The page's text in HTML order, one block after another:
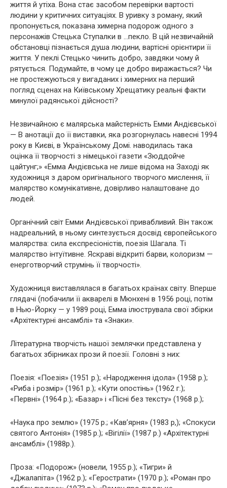
життя й утіха. Вона стає засобом перевірки вартості
людини у критичних ситуаціях. В уривку з роману, який
пропонується, показана химерна подорож одного з
персонажів Стецька Ступалки в …пекло. В цій незвичайній
обстановці пізнається душа людини, вартісні орієнтири її
життя. У пеклі Стецько чинить добро, завдяки чому й
рятується. Подумайте, в чому це добро виражається? Чи
не простежуються у вигаданих і химерних на перший
погляд сценах на Київському Хрещатику реальні факти
минулої радянської дійсності?
Незвичайною є малярська майстерність Емми Андієвської
— В анотації до її виставки, яка розгорнулась навесні 1994
року в Києві, в Українському Домі. наводилась така
оцінка її творчості з німецької газети «Зюддойче
цайтунг;» «Емма Андієвська не лише відома на Заході як
художниця з даром оригінального творчого мислення, її
малярство комунікативне, довірливо налаштоване до
людей.
Органічний світ Емми Андієвської привабливий. Він також
надреальний, в ньому синтезується досвід європейського
малярства: сила експресіоністів, поезія Шагала. Ті
малярство інтуїтивне. Яскраві відкриті барви, колоризм —
енерготворчий струмінь її творчості».
Художниця виставлялася в багатьох країнах світу. Вперше
глядачі (побачили її акварелі в Мюнхені в 1956 році, потім
в Нью-Йорку — у 1989 році, Емма ілюструвала свої збірки
«Архітектурні ансамблі» та «Знаки».
Літературна творчість нашої землячки представлена у
багатьох збірниках прози й поезії. Головні з них:
Поезія: «Поезія» (1951 р.); «Народження ідола» (1958 р.);
«Риба і розмір» (1961 р.); «Кути опостінь» (1962 г.);
«Первні» (1964 р.); «Базар» і «Пісні без тексту» (1968 р.);
«Наука про землю» (1975 р.; «Кав’ярня» (1983 р,); «Спокуси
святого Антонія» (1985 р.); «Вігілії» (1987 р.) «Архітектурні
ансамблі» (1988р.).
Проза: «Подорож» (новели, 1955 р.); «Тигри» й
«Джалапіта» (1962 р.); «Герострати» (1970 р.); «Роман про